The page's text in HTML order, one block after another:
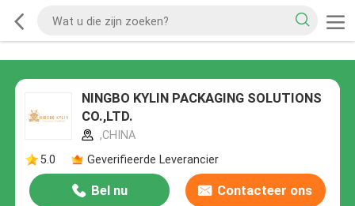
NINGBO KYLIN PACKAGING SOLUTIONS
CO.,LTD.
,CHINA
5.0
Geverifieerde Leverancier
Bel nu Contacteer ons